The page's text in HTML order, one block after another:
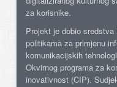
za korisnike.
Projekt je dobio
politikama za primjenu
komunikacijskih
Okvirnog programa za
inovativnost (CIP).